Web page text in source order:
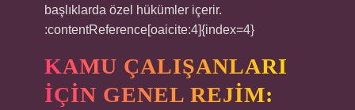
başlıklarda özel hükümler içerir.
:contentReference[oaicite:4]{index=4}
KAMU ÇALIŞANLARI
İÇIN GENEL REJIM: